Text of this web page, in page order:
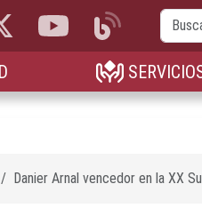
pestaña
abre en nueva pestaña
antes Twitter, abre en nueva
YouTube, abre en nueva
Blog, abre en
Buscar
Danier Arnal vencedor en la XX